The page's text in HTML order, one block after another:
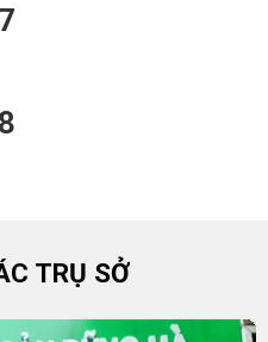
TRỤ SỞ